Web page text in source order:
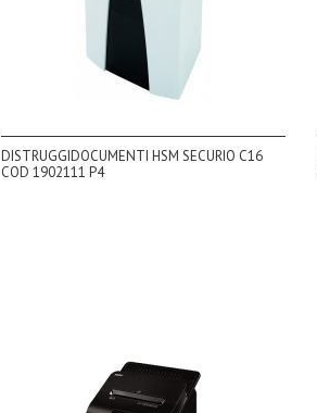
DISTRUGGIDOCUMENTI HSM SECURIO C16
COD 1902111 P4